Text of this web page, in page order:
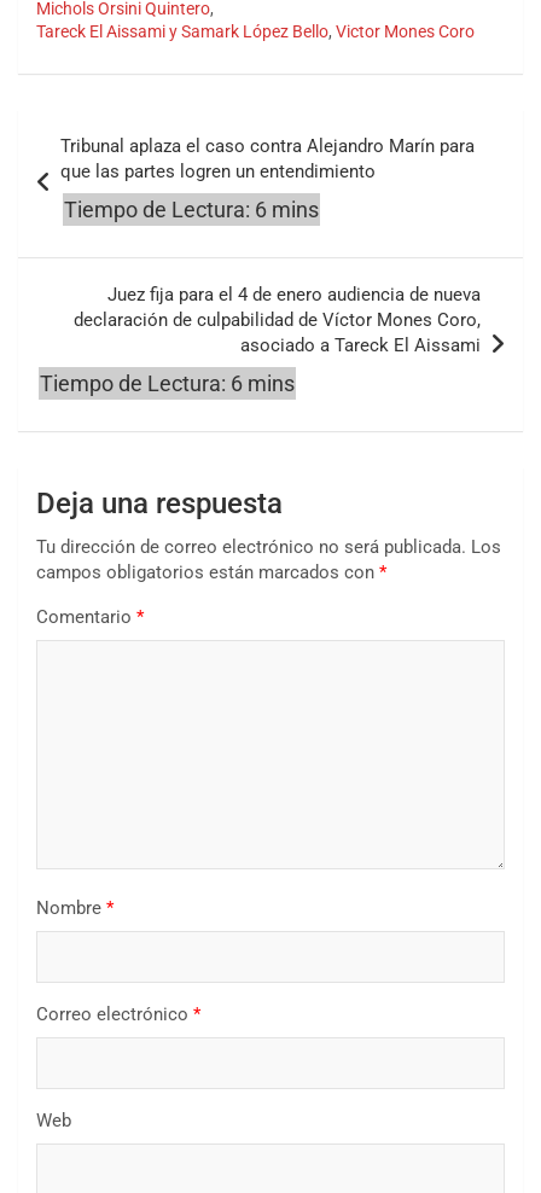
Michols Orsini Quintero,
Tareck El Aissami y Samark López Bello, Victor Mones Coro
de
entradas
Tribunal aplaza el caso contra Alejandro Marín para
que las partes logren un entendimiento
Juez fija para el 4 de enero audiencia de nueva
declaración de culpabilidad de Víctor Mones Coro,
asociado a Tareck El Aissami
Deja una respuesta
Tu dirección de correo electrónico no será publicada. Los
campos obligatorios están marcados con *
Comentario *
Nombre *
Correo electrónico *
Web